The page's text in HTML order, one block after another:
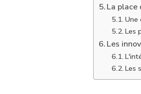
La
Une
Les
Les
Les